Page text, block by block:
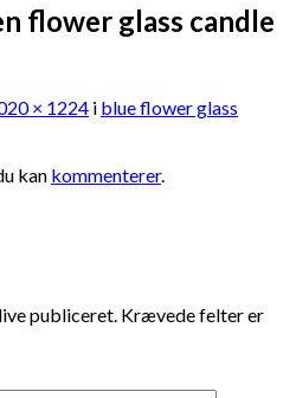
flower glass candle
× 1224 i blue flower glass
kan kommenterer.
publiceret. Krævede felter er